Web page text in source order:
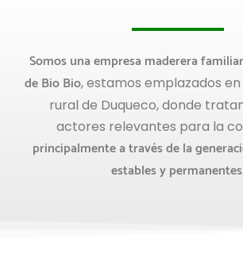
Somos una empresa maderera
de Bio Bio, estamos emplazados
rural de Duqueco, donde
actores relevantes para la
principalmente a través de la
estables y